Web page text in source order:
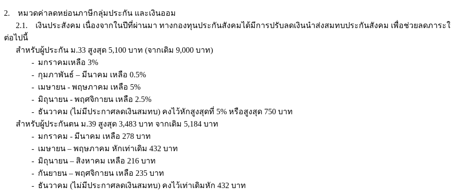
2. หมวดค่าลดหย่อนภาษีกลุ่มประกัน และเงินออม
2.1. เงินประสังคม เนื่องจากในปีที่ผ่านมา ทางกองทุนประกันสังคมได้มีการปรับลดเงินนำส่งสมทบประกันสังคม เพื่อช่วยลดภาระ
ต่อไปนี้
สำหรับผู้ประกัน ม.33 สูงสุด 5,100 บาท (จากเดิม 9,000 บาท)
- มกราคมเหลือ 3%
- กุมภาพันธ์ – มีนาคม เหลือ 0.5%
- เมษายน - พฤษภาคม เหลือ 5%
- มิถุนายน - พฤศจิกายน เหลือ 2.5%
- ธันวาคม (ไม่มีประกาศลดเงินสมทบ) คงไว้หักสูงสุดที่ 5% หรือสูงสุด 750 บาท
สำหรับผู้ประกันตน ม.39 สูงสุด 3,483 บาท จากเดิม 5,184 บาท
- มกราคม - มีนาคม เหลือ 278 บาท
- เมษายน – พฤษภาคม หักเท่าเดิม 432 บาท
- มิถุนายน – สิงหาคม เหลือ 216 บาท
- กันยายน – พฤศจิกายน เหลือ 235 บาท
- ธันวาคม (ไม่มีประกาศลดเงินสมทบ) คงไว้เท่าเดิมหัก 432 บาท